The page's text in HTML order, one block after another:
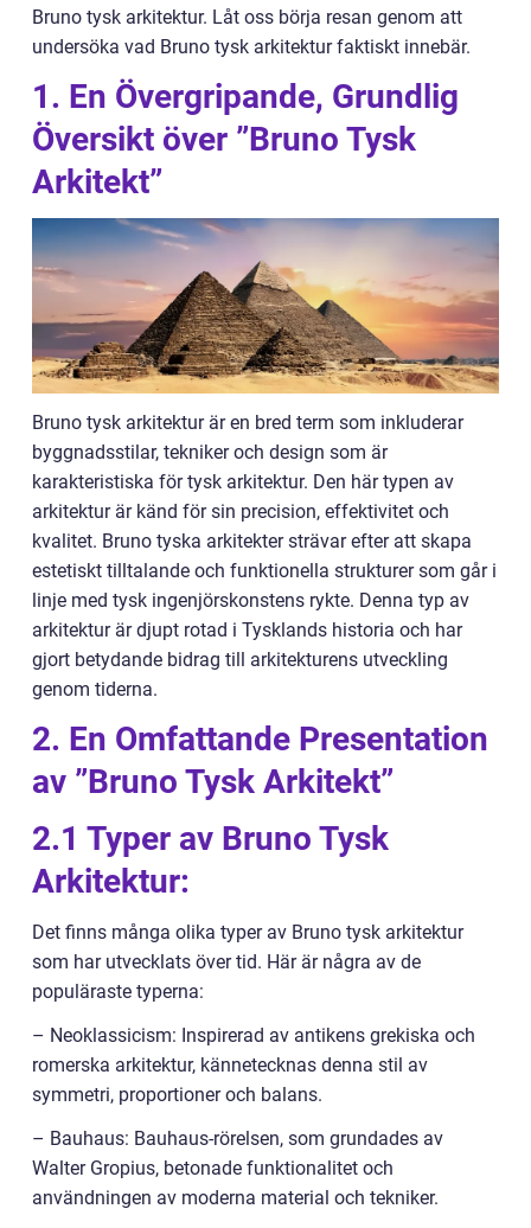
Bruno tysk arkitektur. Låt oss börja resan genom att
undersöka vad Bruno tysk arkitektur faktiskt innebär.
1. En Övergripande, Grundlig
Översikt över ”Bruno Tysk
Arkitekt”
Bruno tysk arkitektur är en bred term som inkluderar
byggnadsstilar, tekniker och design som är
karakteristiska för tysk arkitektur. Den här typen av
arkitektur är känd för sin precision, effektivitet och
kvalitet. Bruno tyska arkitekter strävar efter att skapa
estetiskt tilltalande och funktionella strukturer som går i
linje med tysk ingenjörskonstens rykte. Denna typ av
arkitektur är djupt rotad i Tysklands historia och har
gjort betydande bidrag till arkitekturens utveckling
genom tiderna.
2. En Omfattande Presentation
av ”Bruno Tysk Arkitekt”
2.1 Typer av Bruno Tysk
Arkitektur:
Det finns många olika typer av Bruno tysk arkitektur
som har utvecklats över tid. Här är några av de
populäraste typerna:
– Neoklassicism: Inspirerad av antikens grekiska och
romerska arkitektur, kännetecknas denna stil av
symmetri, proportioner och balans.
– Bauhaus: Bauhaus-rörelsen, som grundades av
Walter Gropius, betonade funktionalitet och
användningen av moderna material och tekniker.